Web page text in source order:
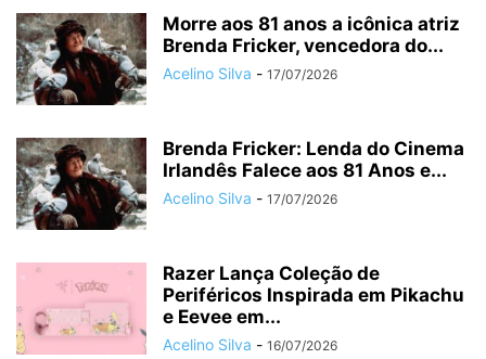
Morre aos 81 anos a icônica atriz
Brenda Fricker, vencedora do...
Acelino Silva - 17/07/2026
Brenda Fricker: Lenda do Cinema
Irlandês Falece aos 81 Anos e...
Acelino Silva - 17/07/2026
Razer Lança Coleção de
Periféricos Inspirada em Pikachu
e Eevee em...
Acelino Silva - 16/07/2026